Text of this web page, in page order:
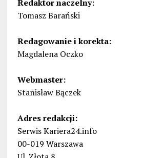
Redaktor naczelny:
Tomasz Barański
Redagowanie i korekta:
Magdalena Oczko
Webmaster:
Stanisław Bączek
Adres redakcji:
Serwis Kariera24.info
00-019 Warszawa